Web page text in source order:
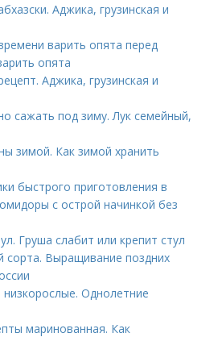
Аджика, грузинская и
варить опята перед
опята
Аджика, грузинская и
сажать под зиму. Лук семейный,
зимой. Как зимой хранить
быстрого приготовления в
с острой начинкой без
Груша слабит или крепит стул
сорта. Выращивание поздних
Однолетние
маринованная. Как